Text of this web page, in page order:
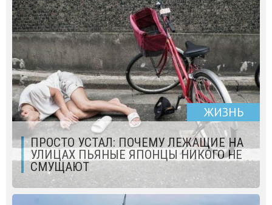
ЖИЗНЬ
ПРОСТО УСТАЛ: ПОЧЕМУ ЛЕЖАЩИЕ НА
УЛИЦАХ ПЬЯНЫЕ ЯПОНЦЫ НИКОГО НЕ
СМУЩАЮТ